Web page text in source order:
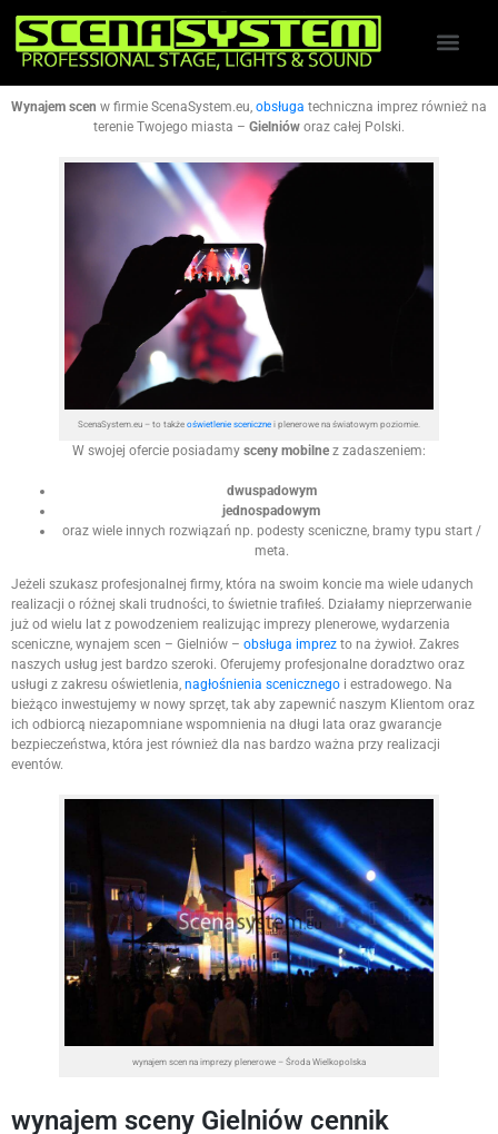
Wynajem scen w firmie ScenaSystem.eu, obsługa techniczna imprez również na
terenie Twojego miasta – Gielniów oraz całej Polski.
ScenaSystem.eu – to także oświetlenie scenicznei plenerowe na światowym poziomie.
W swojej ofercie posiadamy sceny mobilne z zadaszeniem:
dwuspadowym
jednospadowym
oraz wiele innych rozwiązań np. podesty sceniczne, bramy typu start /
meta.
Jeżeli szukasz profesjonalnej firmy, która na swoim koncie ma wiele udanych
realizacji o różnej skali trudności, to świetnie trafiłeś. Działamy nieprzerwanie
już od wielu lat z powodzeniem realizując imprezy plenerowe, wydarzenia
sceniczne, wynajem scen – Gielniów – obsługa imprez to na żywioł. Zakres
naszych usług jest bardzo szeroki. Oferujemy profesjonalne doradztwo oraz
usługi z zakresu oświetlenia, nagłośnienia scenicznego i estradowego. Na
bieżąco inwestujemy w nowy sprzęt, tak aby zapewnić naszym Klientom oraz
ich odbiorcą niezapomniane wspomnienia na długi lata oraz gwarancje
bezpieczeństwa, która jest również dla nas bardzo ważna przy realizacji
eventów.
wynajem scen na imprezy plenerowe – Środa Wielkopolska
wynajem sceny Gielniów cennik